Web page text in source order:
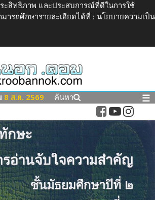
ะสิทธิภาพ และประสบการณ์ที่ดีในการใช้
ารถศึกษารายละเอียดได้ที่ : นโยบายความเป็น
8 ส.ค. 2569 ค้นหา ☰